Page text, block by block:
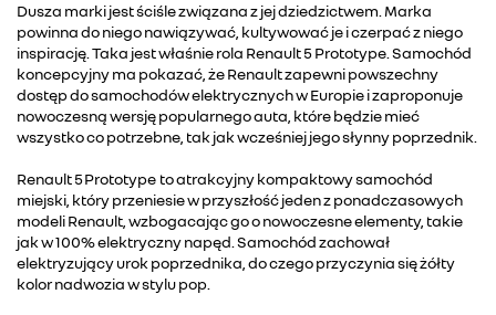
Dusza marki jest ściśle związana z jej dziedzictwem. Marka
powinna do niego nawiązywać, kultywować je i czerpać z niego
inspirację. Taka jest właśnie rola Renault 5 Prototype. Samochód
koncepcyjny ma pokazać, że Renault zapewni powszechny
dostęp do samochodów elektrycznych w Europie i zaproponuje
nowoczesną wersję popularnego auta, które będzie mieć
wszystko co potrzebne, tak jak wcześniej jego słynny poprzednik.
Renault 5 Prototype to atrakcyjny kompaktowy samochód
miejski, który przeniesie w przyszłość jeden z ponadczasowych
modeli Renault, wzbogacając go o nowoczesne elementy, takie
jak w 100% elektryczny napęd. Samochód zachował
elektryzujący urok poprzednika, do czego przyczynia się żółty
kolor nadwozia w stylu pop.